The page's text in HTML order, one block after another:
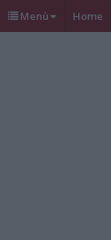
Menù Home